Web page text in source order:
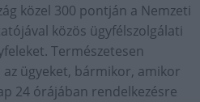
közel 300 pontján a Nemzeti
közös ügyfélszolgálati
Természetesen
ügyeket, bármikor, amikor
24 órájában rendelkezésre